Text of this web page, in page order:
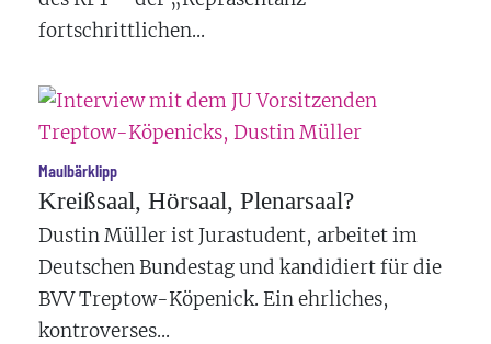
fortschrittlichen...
Maulbärklipp
Kreißsaal, Hörsaal, Plenarsaal?
Dustin Müllerist Jurastudent, arbeitet im
Deutschen Bundestag und kandidiert für die
BVV Treptow-Köpenick. Ein ehrliches,
kontroverses...